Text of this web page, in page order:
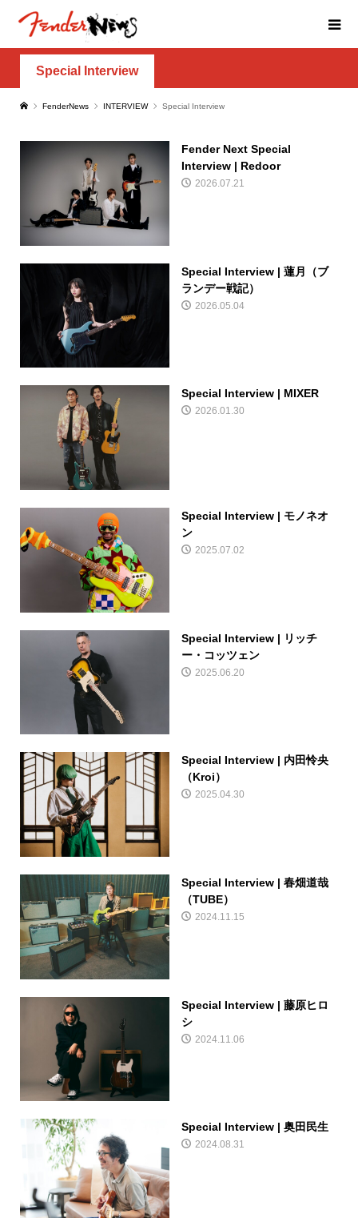
Special Interview
FenderNews INTERVIEW Special Interview
Fender Next Special
Interview | Redoor
2026.07.21
Special Interview | 蓮月（ブ
ランデー戦記）
2026.05.04
Special Interview | MIXER
2026.01.30
Special Interview | モノネオ
ン
2025.07.02
Special Interview | リッチ
ー・コッツェン
2025.06.20
Special Interview | 内田怜央
（Kroi）
2025.04.30
Special Interview | 春畑道哉
（TUBE）
2024.11.15
Special Interview | 藤原ヒロ
シ
2024.11.06
Special Interview | 奥田民生
2024.08.31